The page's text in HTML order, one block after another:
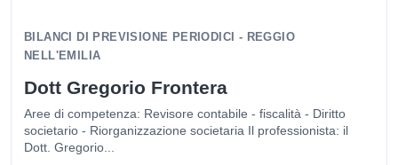
BILANCI DI PREVISIONE PERIODICI - REGGIO
NELL'EMILIA
Dott Gregorio Frontera
Aree di competenza: Revisore contabile - fiscalità - Diritto
societario - Riorganizzazione societaria Il professionista: il
Dott. Gregorio...